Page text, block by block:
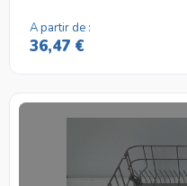
A partir de :
36,47 €